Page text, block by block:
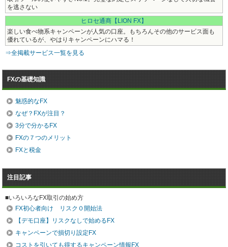
を逃さない
ヒロセ通商【LION FX】
楽しい食べ物系キャンペーンが人気の口座。もちろんその他のサービス面も
優れているが、やはりキャンペーンにハマる！
⇒全掲載サービス一覧を見る
FXの基礎知識
魅惑的なFX
なぜ？FXが注目？
3分で分かるFX
FXの７つのメリット
FXと税金
注目記事
■いろいろなFX取引の始め方
FX初心者向け リスク０開始法
【デモ口座】リスクなしで始めるFX
キャンペーンで損切り設定FX
コストを引いても得するキャンペーン情報FX